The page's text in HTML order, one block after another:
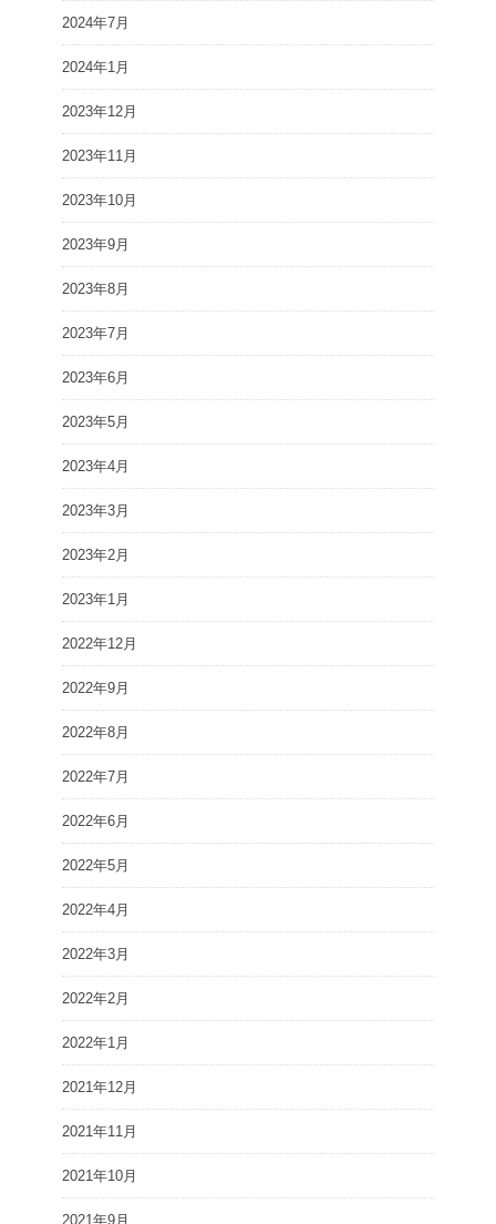
2024年7月
2024年1月
2023年12月
2023年11月
2023年10月
2023年9月
2023年8月
2023年7月
2023年6月
2023年5月
2023年4月
2023年3月
2023年2月
2023年1月
2022年12月
2022年9月
2022年8月
2022年7月
2022年6月
2022年5月
2022年4月
2022年3月
2022年2月
2022年1月
2021年12月
2021年11月
2021年10月
2021年9月